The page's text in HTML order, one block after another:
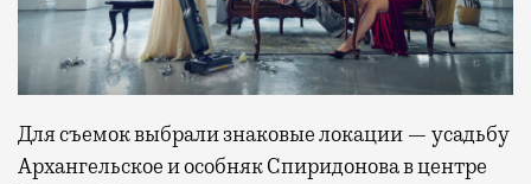
Для съемок выбрали знаковые локации — усадьбу
Архангельское и особняк Спиридонова в центре